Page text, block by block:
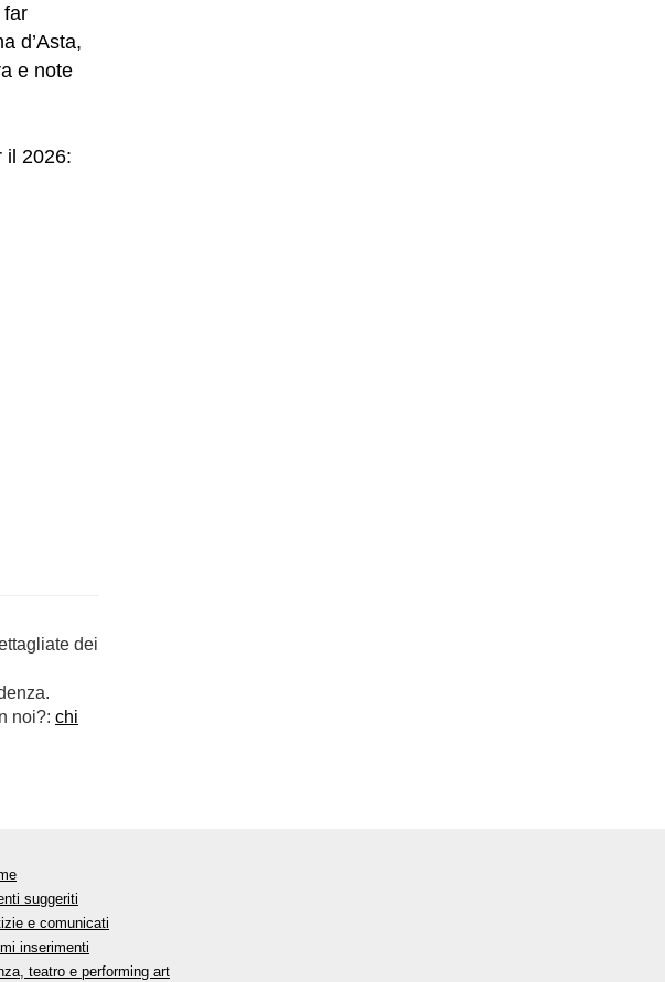
far
d’Asta,
e note
il 2026:
dei
noi?: chi
suggeriti
e comunicati
inserimenti
teatro e performing art